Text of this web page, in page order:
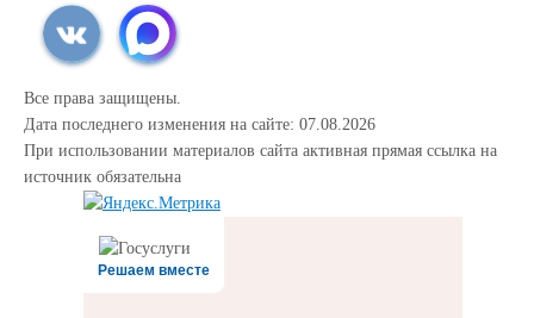
Все права защищены.
Дата последнего изменения на сайте: 07.08.2026
При использовании материалов сайта активная прямая ссылка на
источник обязательна
Решаем вместе